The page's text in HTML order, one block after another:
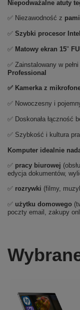
Niepodważalne atuty
✅ Niezawodność z
✅ Szybki procesor
✅ Matowy ekran 15"
✅ Zainstalowany w
Professional
✅ Kamerka z
✅ Nowoczesny i
✅ Doskonała łączność
✅ Szybkość i kultura
Komputer idealnie
✅ pracy biurowej
edycja dokumentów,
✅ rozrywki (filmy,
✅ użytku domowego
poczty email, zakupy